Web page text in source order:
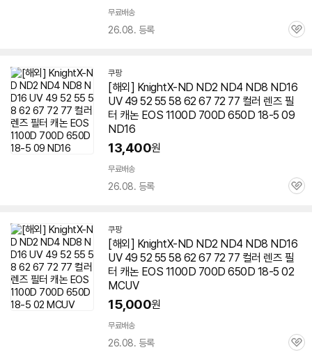
무료배송
26.08. 등록
관
쿠팡
[해외] KnightX-ND ND2 ND4 ND8 ND16
UV 49 52 55 58 62 67 72 77 컬러 렌즈 필
터 캐논 EOS 1100D 700D 650D 18-5 09
ND16
13,400원
무료배송
26.08. 등록
관
쿠팡
[해외] KnightX-ND ND2 ND4 ND8 ND16
UV 49 52 55 58 62 67 72 77 컬러 렌즈 필
터 캐논 EOS 1100D 700D 650D 18-5 02
MCUV
15,000원
무료배송
26.08. 등록
관